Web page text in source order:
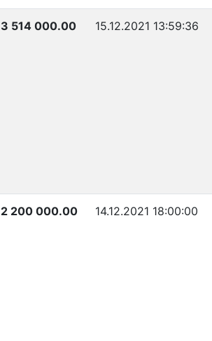
3 514 000.00 15.12.2021 13:59:36
2 200 000.00 14.12.2021 18:00:00